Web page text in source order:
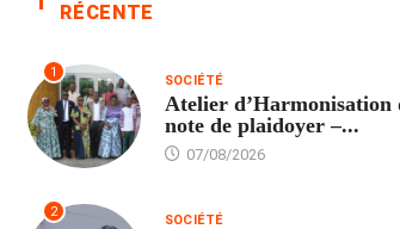
RÉCENTE
1 SOCIÉTÉ
Atelier d’Harmonisation
note de plaidoyer –...
07/08/2026
2 SOCIÉTÉ